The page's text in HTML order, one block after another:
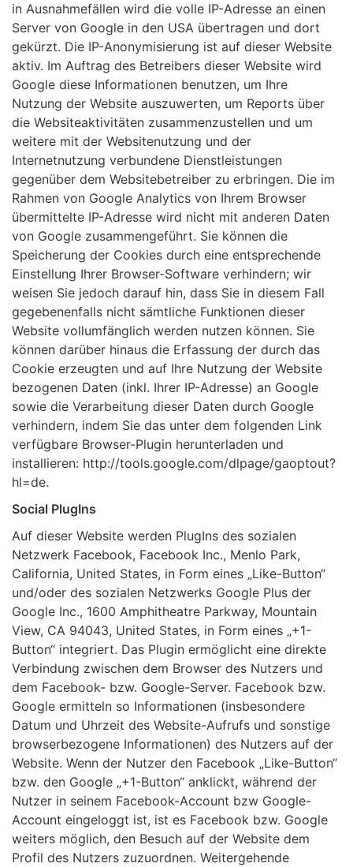
in Ausnahmefällen wird die volle IP-Adresse an einen
Server von Google in den USA übertragen und dort
gekürzt. Die IP-Anonymisierung ist auf dieser Website
aktiv. Im Auftrag des Betreibers dieser Website wird
Google diese Informationen benutzen, um Ihre
Nutzung der Website auszuwerten, um Reports über
die Websiteaktivitäten zusammenzustellen und um
weitere mit der Websitenutzung und der
Internetnutzung verbundene Dienstleistungen
gegenüber dem Websitebetreiber zu erbringen. Die im
Rahmen von Google Analytics von Ihrem Browser
übermittelte IP-Adresse wird nicht mit anderen Daten
von Google zusammengeführt. Sie können die
Speicherung der Cookies durch eine entsprechende
Einstellung Ihrer Browser-Software verhindern; wir
weisen Sie jedoch darauf hin, dass Sie in diesem Fall
gegebenenfalls nicht sämtliche Funktionen dieser
Website vollumfänglich werden nutzen können. Sie
können darüber hinaus die Erfassung der durch das
Cookie erzeugten und auf Ihre Nutzung der Website
bezogenen Daten (inkl. Ihrer IP-Adresse) an Google
sowie die Verarbeitung dieser Daten durch Google
verhindern, indem Sie das unter dem folgenden Link
verfügbare Browser-Plugin herunterladen und
installieren: http://tools.google.com/dlpage/gaoptout?
hl=de.
Social PlugIns
Auf dieser Website werden PlugIns des sozialen
Netzwerk Facebook, Facebook Inc., Menlo Park,
California, United States, in Form eines „Like-Button“
und/oder des sozialen Netzwerks Google Plus der
Google Inc., 1600 Amphitheatre Parkway, Mountain
View, CA 94043, United States, in Form eines „+1-
Button“ integriert. Das Plugin ermöglicht eine direkte
Verbindung zwischen dem Browser des Nutzers und
dem Facebook- bzw. Google-Server. Facebook bzw.
Google ermitteln so Informationen (insbesondere
Datum und Uhrzeit des Website-Aufrufs und sonstige
browserbezogene Informationen) des Nutzers auf der
Website. Wenn der Nutzer den Facebook „Like-Button“
bzw. den Google „+1-Button“ anklickt, während der
Nutzer in seinem Facebook-Account bzw Google-
Account eingeloggt ist, ist es Facebook bzw. Google
weiters möglich, den Besuch auf der Website dem
Profil des Nutzers zuzuordnen. Weitergehende